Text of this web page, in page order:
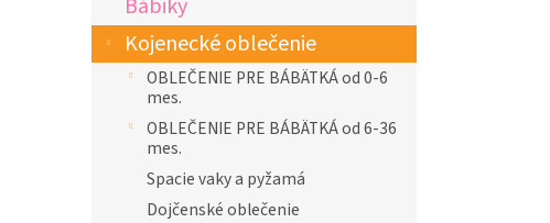
Kojenecké oblečenie
OBLEČENIE PRE BÁBÄTKÁ od 0-6
mes.
OBLEČENIE PRE BÁBÄTKÁ od 6-36
mes.
Spacie vaky a pyžamá
Dojčenské oblečenie